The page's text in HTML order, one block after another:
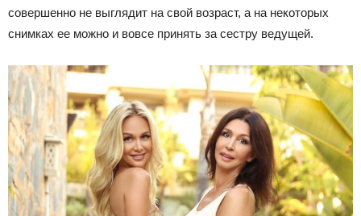
совершенно не выглядит на свой возраст, а на некоторых
снимках ее можно и вовсе принять за сестру ведущей.